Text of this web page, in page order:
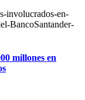
millones en